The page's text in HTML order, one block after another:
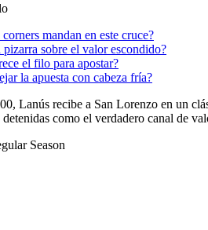
mandan en este cruce?
pizarra sobre el valor escondido?
el filo para apostar?
la apuesta con cabeza fría?
Lanús recibe a San Lorenzo en un
como el verdadero canal de
Season